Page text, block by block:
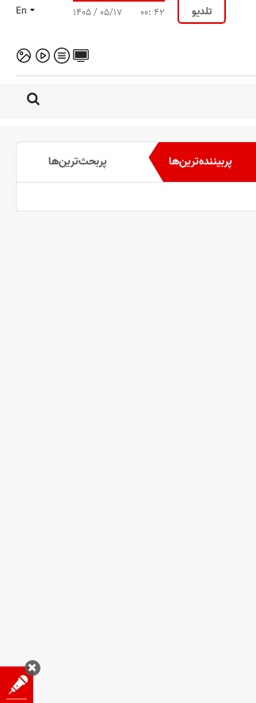
En ۱۴۰۵ / ۰۵/۱۷ ۰۰: ۴۲ تلدیو
پربیننده‌ترین‌ها پربحث‌ترین‌ها